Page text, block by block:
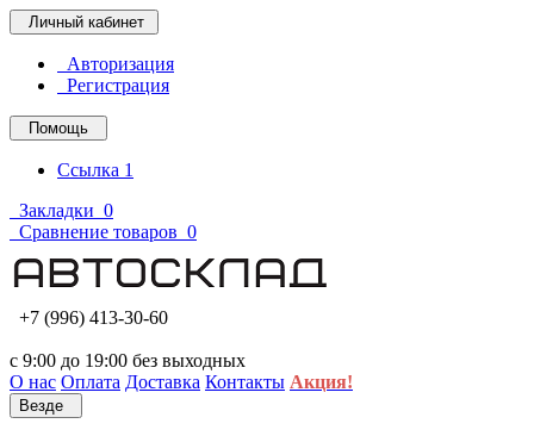
Личный кабинет
Авторизация
Регистрация
Помощь
Ссылка 1
Закладки 0
Сравнение товаров 0
+7 (996) 413-30-60
с 9:00 до 19:00 без выходных
О нас Оплата Доставка Контакты Акция!
Везде